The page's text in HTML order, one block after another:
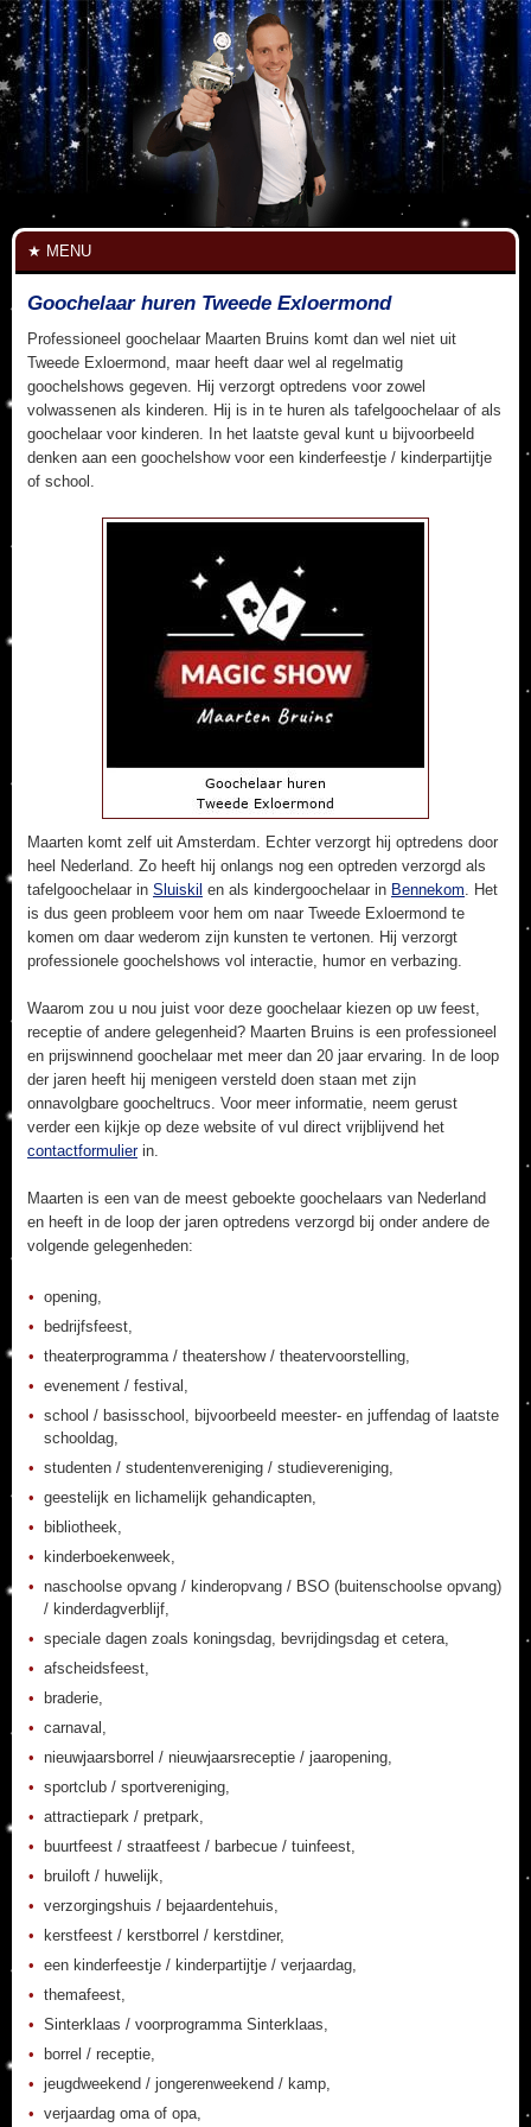
MENU
Goochelaar huren Tweede Exloermond
Professioneel goochelaar Maarten Bruins komt dan wel niet uit
Tweede Exloermond, maar heeft daar wel al regelmatig
goochelshows gegeven. Hij verzorgt optredens voor zowel
volwassenen als kinderen. Hij is in te huren als tafelgoochelaar of als
goochelaar voor kinderen. In het laatste geval kunt u bijvoorbeeld
denken aan een goochelshow voor een kinderfeestje / kinderpartijtje
of school.
Maarten komt zelf uit Amsterdam. Echter verzorgt hij optredens door
heel Nederland. Zo heeft hij onlangs nog een optreden verzorgd als
tafelgoochelaar in Sluiskil en als kindergoochelaar in Bennekom. Het
is dus geen probleem voor hem om naar Tweede Exloermond te
komen om daar wederom zijn kunsten te vertonen. Hij verzorgt
professionele goochelshows vol interactie, humor en verbazing.
Waarom zou u nou juist voor deze goochelaar kiezen op uw feest,
receptie of andere gelegenheid? Maarten Bruins is een professioneel
en prijswinnend goochelaar met meer dan 20 jaar ervaring. In de loop
der jaren heeft hij menigeen versteld doen staan met zijn
onnavolgbare goocheltrucs. Voor meer informatie, neem gerust
verder een kijkje op deze website of vul direct vrijblijvend het
contactformulierin.
Maarten is een van de meest geboekte goochelaars van Nederland
en heeft in de loop der jaren optredens verzorgd bij onder andere de
volgende gelegenheden:
opening,
bedrijfsfeest,
theaterprogramma / theatershow / theatervoorstelling,
evenement / festival,
school / basisschool, bijvoorbeeld meester- en juffendag of laatste
schooldag,
studenten / studentenvereniging / studievereniging,
geestelijk en lichamelijk gehandicapten,
bibliotheek,
kinderboekenweek,
naschoolse opvang / kinderopvang / BSO (buitenschoolse opvang)
/ kinderdagverblijf,
speciale dagen zoals koningsdag, bevrijdingsdag et cetera,
afscheidsfeest,
braderie,
carnaval,
nieuwjaarsborrel / nieuwjaarsreceptie / jaaropening,
sportclub / sportvereniging,
attractiepark / pretpark,
buurtfeest / straatfeest / barbecue / tuinfeest,
bruiloft / huwelijk,
verzorgingshuis / bejaardentehuis,
kerstfeest / kerstborrel / kerstdiner,
een kinderfeestje / kinderpartijtje / verjaardag,
themafeest,
Sinterklaas / voorprogramma Sinterklaas,
borrel / receptie,
jeugdweekend / jongerenweekend / kamp,
verjaardag oma of opa,